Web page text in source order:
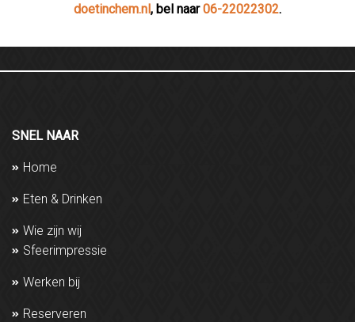
doetinchem.nl, bel naar06-22022302.
SNEL NAAR
Home
Eten & Drinken
Wie zijn wij
Sfeerimpressie
Werken bij
Reserveren